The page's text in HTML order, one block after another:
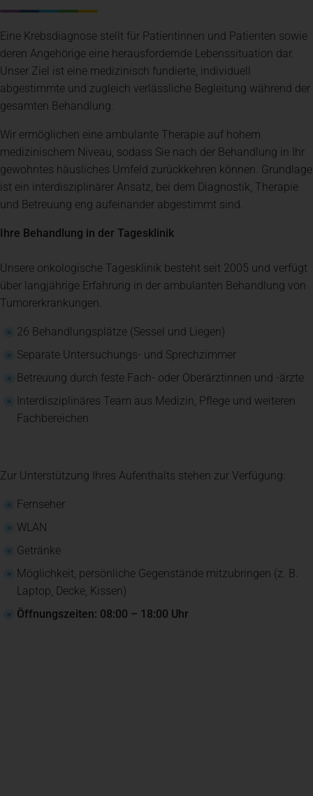
Eine Krebsdiagnose stellt für Patientinnen und Patienten sowie
deren Angehörige eine herausfordernde Lebenssituation dar.
Unser Ziel ist eine medizinisch fundierte, individuell
abgestimmte und zugleich verlässliche Begleitung während der
gesamten Behandlung.
Wir ermöglichen eine ambulante Therapie auf hohem
medizinischem Niveau, sodass Sie nach der Behandlung in Ihr
gewohntes häusliches Umfeld zurückkehren können. Grundlage
ist ein interdisziplinärer Ansatz, bei dem Diagnostik, Therapie
und Betreuung eng aufeinander abgestimmt sind.
Ihre Behandlung in der Tagesklinik
Unsere onkologische Tagesklinik besteht seit 2005 und verfügt
über langjährige Erfahrung in der ambulanten Behandlung von
Tumorerkrankungen.
26 Behandlungsplätze (Sessel und Liegen)
Separate Untersuchungs- und Sprechzimmer
Betreuung durch feste Fach- oder Oberärztinnen und -ärzte
Interdisziplinäres Team aus Medizin, Pflege und weiteren
Fachbereichen
Zur Unterstützung Ihres Aufenthalts stehen zur Verfügung:
Fernseher
WLAN
Getränke
Möglichkeit, persönliche Gegenstände mitzubringen (z. B.
Laptop, Decke, Kissen)
Öffnungszeiten: 08:00 – 18:00 Uhr